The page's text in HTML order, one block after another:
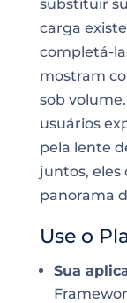
substituir
carga
completá-
mostram
sob
usuários
pela lente
juntos, eles
panorama
Use o
Sua